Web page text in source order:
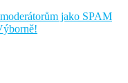
jako SPAM